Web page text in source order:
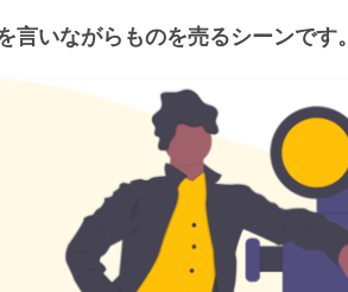
言いながらものを売るシーンです。